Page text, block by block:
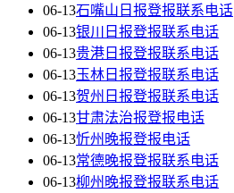
06-13石嘴山日报登报联系电话
06-13银川日报登报联系电话
06-13贵港日报登报联系电话
06-13玉林日报登报联系电话
06-13贺州日报登报联系电话
06-13甘肃法治报登报电话
06-13忻州晚报登报电话
06-13常德晚报登报联系电话
06-13柳州晚报登报联系电话